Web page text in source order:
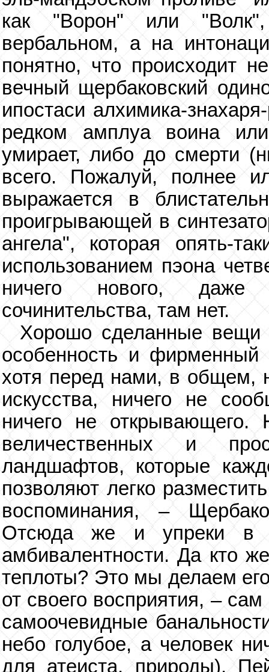
как "Ворон" или
вербальном, а на
понятно, что происходит
вечный щербаковский
ипостаси алхимика-
редком амплуа воина
умирает, либо до смерти
всего. Пожалуй, полнее
выражается в
проигрывающей в
ангела", которая опять-
использованием пэона
ничего нового, даже
сочинительства, там нет.
Хорошо сделанные вещи
особенность и фирменный
хотя перед нами, в общем,
искусства, ничего не
ничего не открывающего.
величественных и
ландшафтов, которые
позволяют легко
воспоминания, –
Отсюда же и упреки в
амбивалентности. Да кто
теплоты? Это мы делаем
от своего восприятия, –
самоочевидные
небо голубое, а человек
для атеиста, природы).